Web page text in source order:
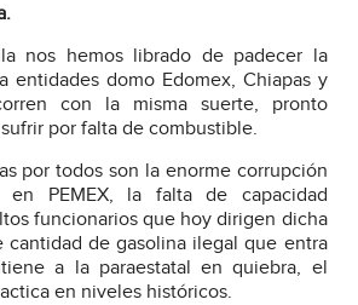
nos hemos librado de padecer la
entidades domo Edomex, Chiapas y
con la misma suerte, pronto
por falta de combustible.
por todos son la enorme corrupción
en PEMEX, la falta de capacidad
funcionarios que hoy dirigen dicha
cantidad de gasolina ilegal que entra
a la paraestatal en quiebra, el
en niveles históricos.